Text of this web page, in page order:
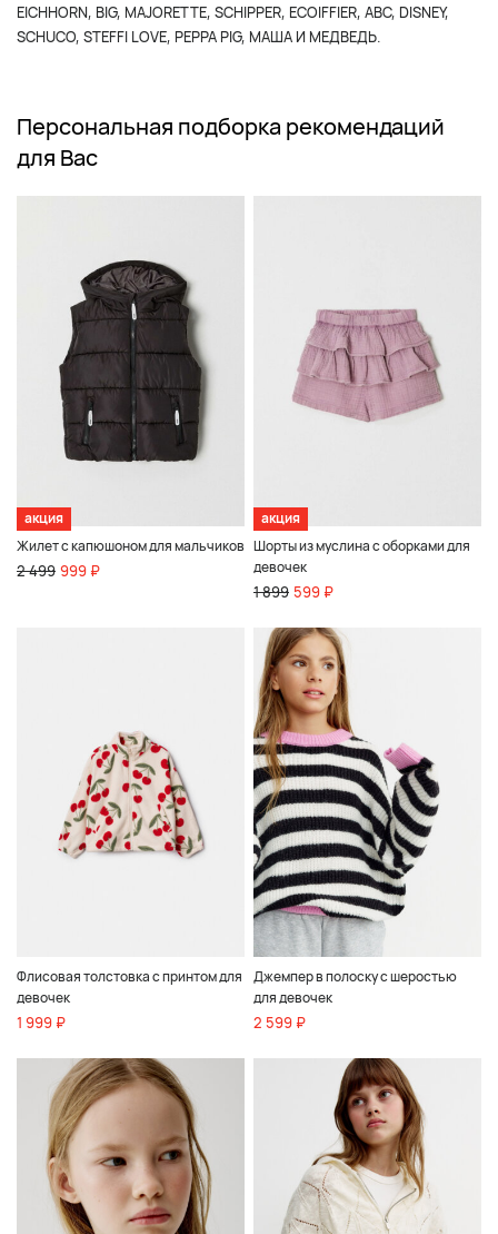
EICHHORN, BIG, MAJORETTE, SCHIPPER, ECOIFFIER, ABC, DISNEY,
SCHUCO, STEFFI LOVE, PEPPA PIG, МАША И МЕДВЕДЬ.
Персональная подборка рекомендаций
для Вас
акция
Жилет с капюшоном для мальчиков
2 499 999 ₽
акция
Шорты из муслина с оборками для
девочек
1 899 599 ₽
Флисовая толстовка с принтом для
девочек
1 999 ₽
Джемпер в полоску с шеростью
для девочек
2 599 ₽